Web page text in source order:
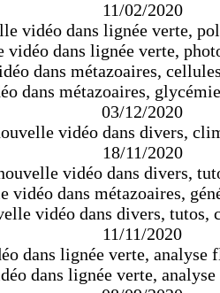
11/02/2020
vidéo dans lignée verte,
vidéo dans lignée verte,
dans métazoaires,
dans métazoaires,
03/12/2020
vidéo dans divers,
18/11/2020
vidéo dans divers,
vidéo dans métazoaires,
vidéo dans divers, tutos,
11/11/2020
dans lignée verte,
dans lignée verte,